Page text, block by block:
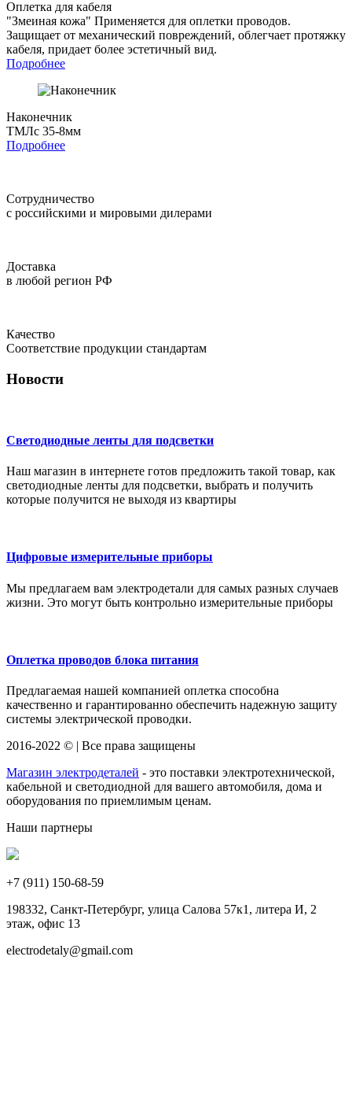
Оплетка для кабеля
"Змеиная кожа" Применяется для оплетки проводов.
Защищает от механический повреждений, облегчает протяжку
кабеля, придает более эстетичный вид.
Подробнее
Наконечник
ТМЛс 35-8мм
Подробнее
Сотрудничество
с российскими и мировыми дилерами
Доставка
в любой регион РФ
Качество
Соответствие продукции стандартам
Новости
Светодиодные ленты для подсветки
Наш магазин в интернете готов предложить такой товар, как
светодиодные ленты для подсветки, выбрать и получить
которые получится не выходя из квартиры
Цифровые измерительные приборы
Мы предлагаем вам электродетали для самых разных случаев
жизни. Это могут быть контрольно измерительные приборы
Оплетка проводов блока питания
Предлагаемая нашей компанией оплетка способна
качественно и гарантированно обеспечить надежную защиту
системы электрической проводки.
2016-2022 © | Все права защищены
Магазин электродеталей - это поставки электротехнической,
кабельной и светодиодной для вашего автомобиля, дома и
оборудования по приемлимым ценам.
Наши партнеры
+7 (911) 150-68-59
198332, Санкт-Петербург, улица Салова 57к1, литера И, 2
этаж, офис 13
electrodetaly@gmail.com